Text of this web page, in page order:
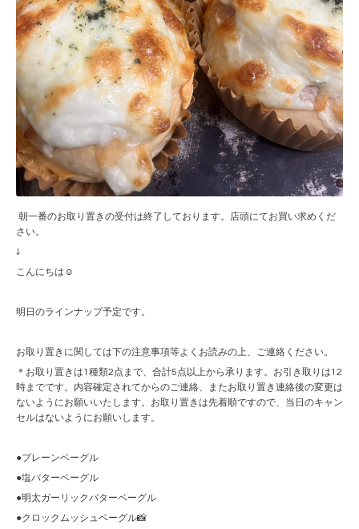
朝一番のお取り置きの受付は終了しております。店頭にてお買い求めくだ
さい。
↓
こんにちは☺︎
明日のラインナップ予定です。
お取り置きに関しては下の注意事項等よくお読みの上、ご連絡ください。
＊お取り置きは1種類2点まで、合計5点以上から承ります。お引き取りは12
時までです。内容確定されてからのご連絡、またお取り置き連絡後の変更は
ないようにお願いいたします。お取り置きは先着順ですので、当日のキャン
セルはないようにお願いします。
●プレーンベーグル
●塩バターベーグル
●明太ガーリックバターベーグル
●クロックムッシュベーグル📸